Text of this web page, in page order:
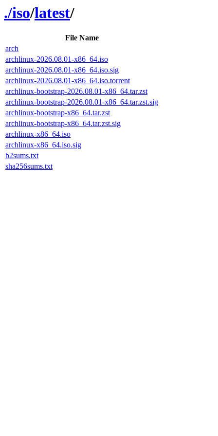
./iso/latest/
File Name
arch
archlinux-2026.08.01-x86_64.iso
archlinux-2026.08.01-x86_64.iso.sig
archlinux-2026.08.01-x86_64.iso.torrent
archlinux-bootstrap-2026.08.01-x86_64.tar.zst
archlinux-bootstrap-2026.08.01-x86_64.tar.zst.sig
archlinux-bootstrap-x86_64.tar.zst
archlinux-bootstrap-x86_64.tar.zst.sig
archlinux-x86_64.iso
archlinux-x86_64.iso.sig
b2sums.txt
sha256sums.txt